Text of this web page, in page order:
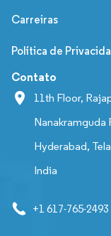
Carreiras
Política de
Contato
11th Floor,
Nanakramguda
Hyderabad,
India
+1 617-765-2493